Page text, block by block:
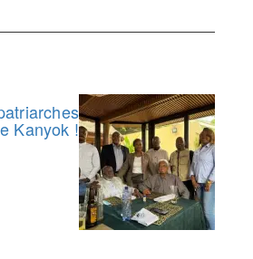
Kanyok !